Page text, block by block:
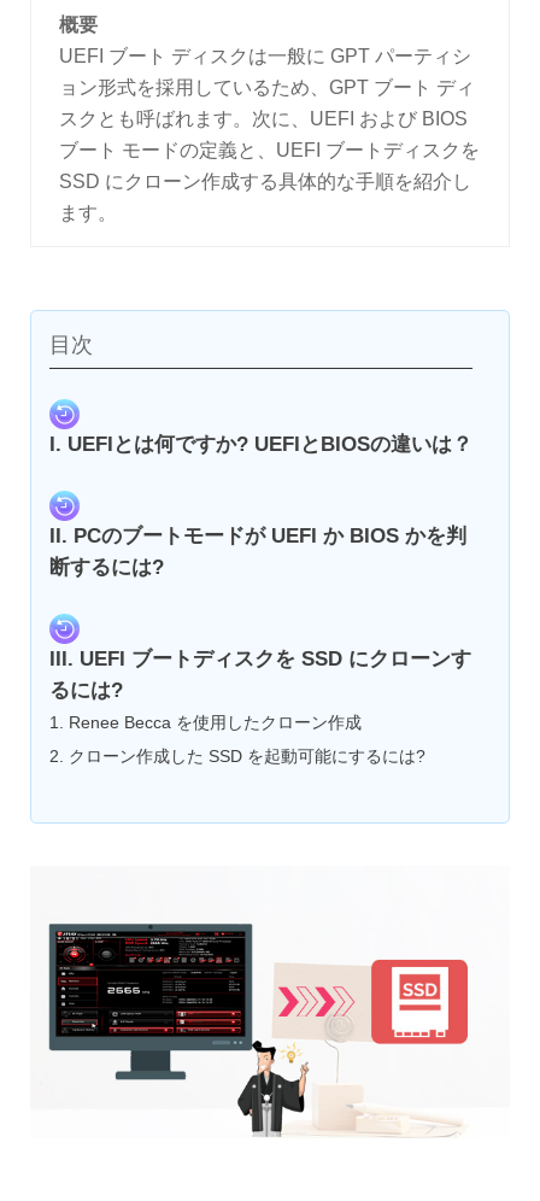
概要
UEFI ブート ディスクは一般に GPT パーティシ
ョン形式を採用しているため、GPT ブート ディ
スクとも呼ばれます。次に、UEFI および BIOS
ブート モードの定義と、UEFI ブートディスクを
SSD にクローン作成する具体的な手順を紹介し
ます。
目次
I. UEFIとは何ですか? UEFIとBIOSの違いは？
II. PCのブートモードが UEFI か BIOS かを判
断するには?
III. UEFI ブートディスクを SSD にクローンす
るには?
1. Renee Becca を使用したクローン作成
2. クローン作成した SSD を起動可能にするには?